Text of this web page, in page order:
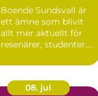
Boende Sundsvall är
ett ämne som blivit
allt mer aktuellt för
resenärer, studenter,
08. jul